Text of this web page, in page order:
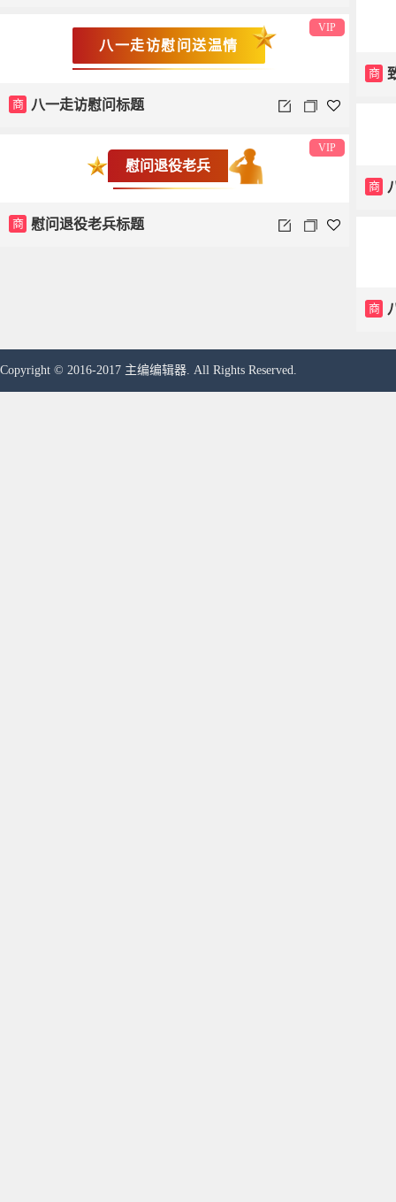
商
八一走访慰问送温情
商 八一走访慰问标题
VIP
商
慰问退役老兵
商 慰问退役老兵标题
VIP
商
Copyright © 2016-2017 主编编辑器. All Rights Reserved.